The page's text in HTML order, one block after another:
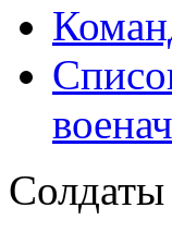
Солдаты